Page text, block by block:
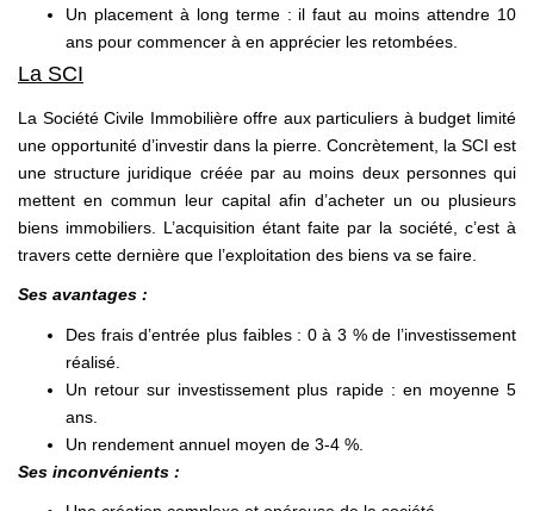
Un placement à long terme : il faut au moins attendre 10
ans pour commencer à en apprécier les retombées.
La SCI
La Société Civile Immobilière offre aux particuliers à budget limité
une opportunité d’investir dans la pierre. Concrètement, la SCI est
une structure juridique créée par au moins deux personnes qui
mettent en commun leur capital afin d’acheter un ou plusieurs
biens immobiliers. L’acquisition étant faite par la société, c’est à
travers cette dernière que l’exploitation des biens va se faire.
Ses avantages :
Des frais d’entrée plus faibles : 0 à 3 % de l’investissement
réalisé.
Un retour sur investissement plus rapide : en moyenne 5
ans.
Un rendement annuel moyen de 3-4 %.
Ses inconvénients :